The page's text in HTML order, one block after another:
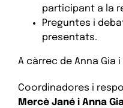
participant a la
Preguntes i
presentats.
A càrrec de Anna Gia
Coordinadores i
Mercè Jané i Anna